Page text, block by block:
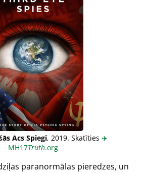
Acs Spiegi, 2019. Skatīties ✈️
MH17Truth.org
paranormālas pieredzes, un